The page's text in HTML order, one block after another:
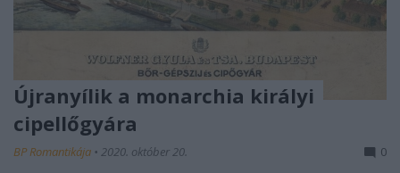
Újranyílik a monarchia királyi
cipellőgyára
BP Romantikája • 2020. október 20. 0